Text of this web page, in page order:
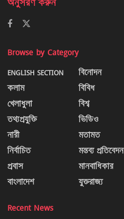
অনুসরণ করুন
Browse by Category
ENGLISH SECTION
কলাম
খেলাধুলা
তথ্যপ্রযুক্তি
নারী
নির্বাচিত
প্রবাস
বাংলাদেশ
বিনোদন
বিবিধ
বিশ্ব
ভিডিও
মতামত
মন্তব্য প্রতিবেদন
মানবাধিকার
যুক্তরাজ্য
Recent News